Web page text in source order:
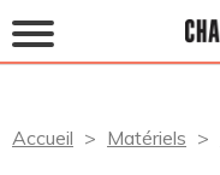
Accueil Matériels